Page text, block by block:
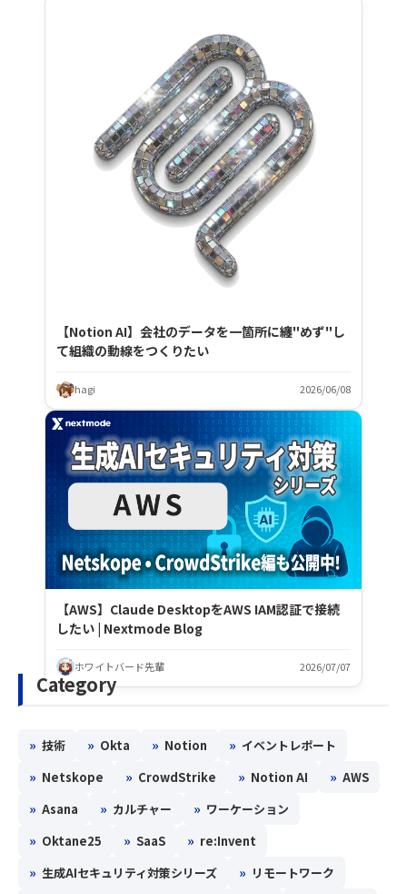
【Notion AI】会社のデータを一箇所に纏"めず"し
て組織の動線をつくりたい
hagi 2026/06/08
【AWS】Claude DesktopをAWS IAM認証で接続
したい | Nextmode Blog
ホワイトバード先輩 2026/07/07
Category
» 技術 » Okta » Notion » イベントレポート
» Netskope » CrowdStrike » Notion AI » AWS
» Asana » カルチャー » ワーケーション
» Oktane25 » SaaS » re:Invent
» 生成AIセキュリティ対策シリーズ » リモートワーク